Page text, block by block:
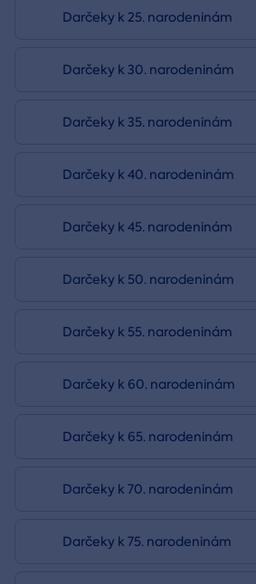
Darčeky k 25. narodeninám
Darčeky k 30. narodeninám
Darčeky k 35. narodeninám
Darčeky k 40. narodeninám
Darčeky k 45. narodeninám
Darčeky k 50. narodeninám
Darčeky k 55. narodeninám
Darčeky k 60. narodeninám
Darčeky k 65. narodeninám
Darčeky k 70. narodeninám
Darčeky k 75. narodeninám